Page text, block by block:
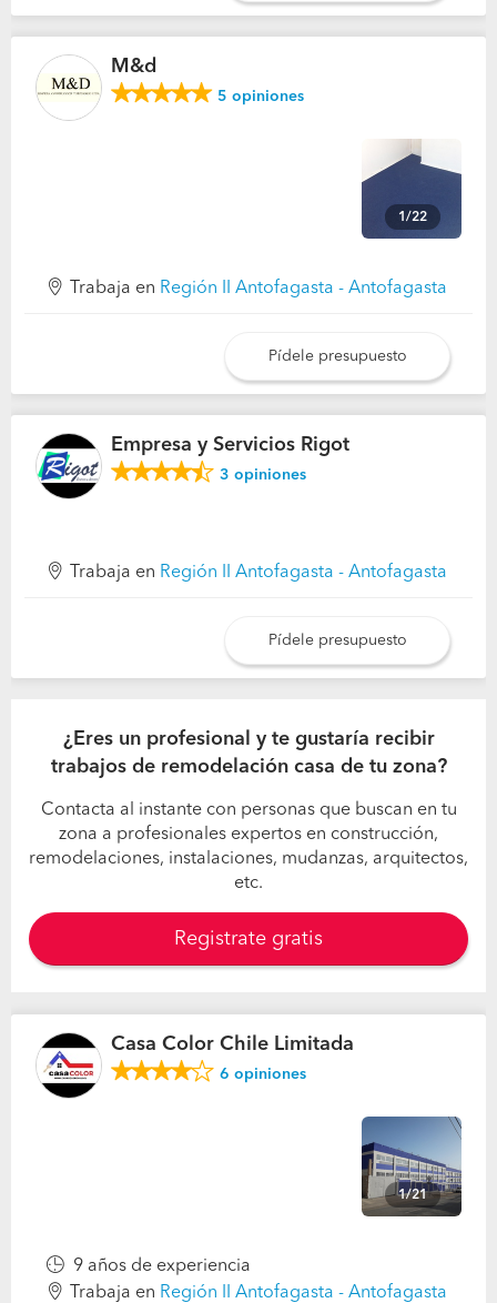
M&d
5 opiniones
1/22
Trabaja en Región II Antofagasta - Antofagasta
Pídele presupuesto
Empresa y Servicios Rigot
3 opiniones
Trabaja en Región II Antofagasta - Antofagasta
Pídele presupuesto
¿Eres un profesional y te gustaría recibir
trabajos de remodelación casa de tu zona?
Contacta al instante con personas que buscan en tu
zona a profesionales expertos en construcción,
remodelaciones, instalaciones, mudanzas, arquitectos,
etc.
Registrate gratis
Casa Color Chile Limitada
6 opiniones
1/21
9 años de experiencia
Trabaja en Región II Antofagasta - Antofagasta